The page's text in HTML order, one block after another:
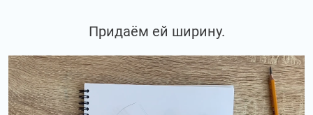
Придаём ей ширину.